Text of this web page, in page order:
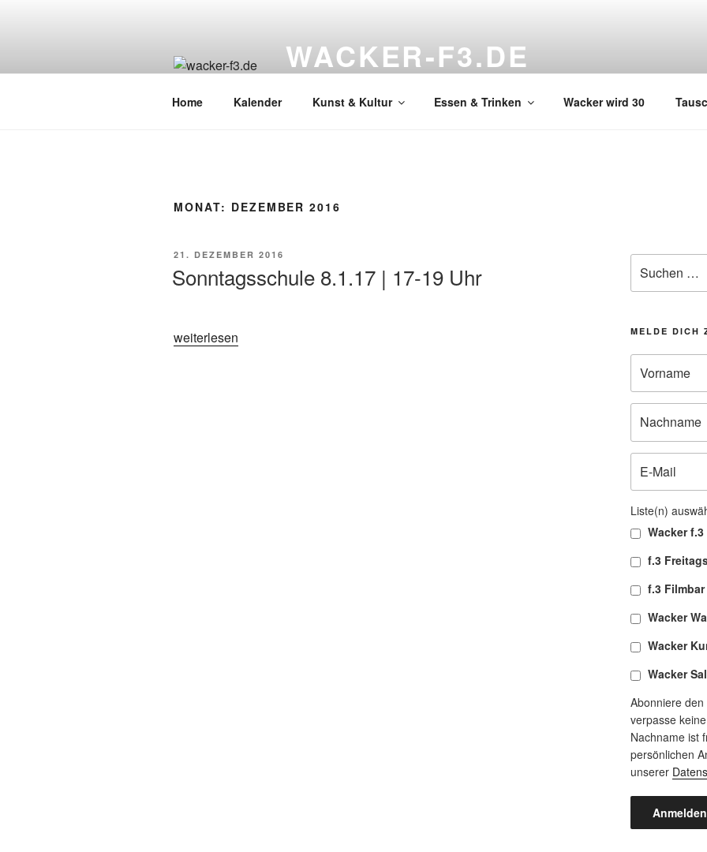
WACKER-F3.DE
Home Kalender Kunst & Kultur Essen & Trinken Wacker wird 30
MONAT: DEZEMBER 2016
VERÖFFENTLICHT
21. DEZEMBER 2016
Sonntagsschule 8.1.17 | 17-19 Uhr
„Sonntagsschule
weiterlesen
nach:
MELDE DICH
Liste(n)
Wacker
f.3
f.3 Filmbar
Wacker
Wacker
Wacker
Abonniere
verpasse
Nachname ist
persönlichen
unserer